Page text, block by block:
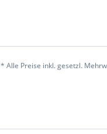
* Alle Preise inkl. gesetzl.